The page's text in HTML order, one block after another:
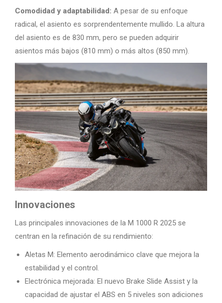
Comodidad y adaptabilidad: A pesar de su enfoque
radical, el asiento es sorprendentemente mullido. La altura
del asiento es de 830 mm, pero se pueden adquirir
asientos más bajos (810 mm) o más altos (850 mm).
Innovaciones
Las principales innovaciones de la M 1000 R 2025 se
centran en la refinación de su rendimiento:
Aletas M: Elemento aerodinámico clave que mejora la
estabilidad y el control.
Electrónica mejorada: El nuevo Brake Slide Assist y la
capacidad de ajustar el ABS en 5 niveles son adiciones